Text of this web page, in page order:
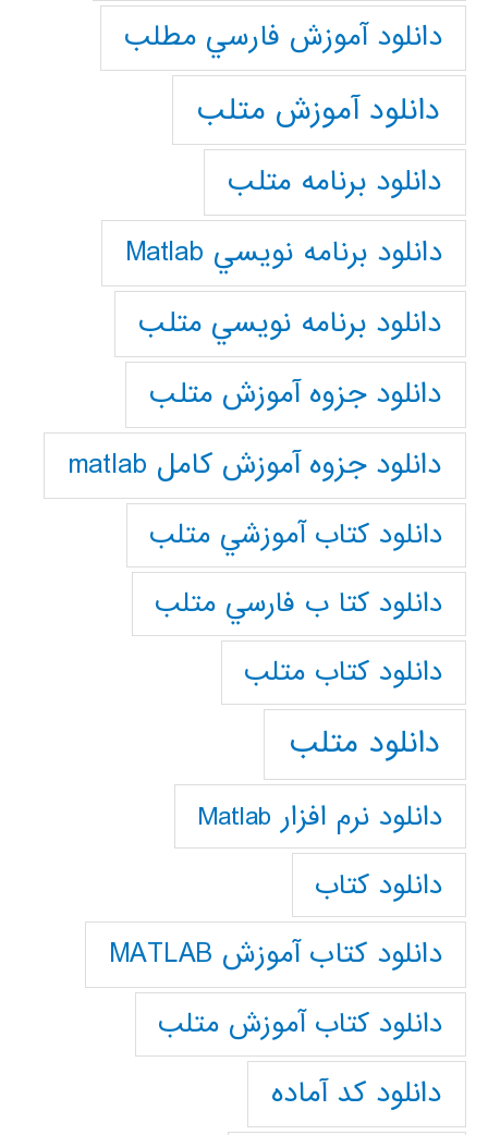
دانلود آموزش فارسي مطلب
دانلود آموزش متلب
دانلود برنامه متلب
دانلود برنامه نويسي Matlab
دانلود برنامه نويسي متلب
دانلود جزوه آموزش متلب
دانلود جزوه آموزش کامل matlab
دانلود كتاب آموزشي متلب
دانلود كتا ب فارسي متلب
دانلود كتاب متلب
دانلود متلب
دانلود نرم افزار Matlab
دانلود کتاب
دانلود کتاب آموزش MATLAB
دانلود کتاب آموزش متلب
دانلود کد آماده